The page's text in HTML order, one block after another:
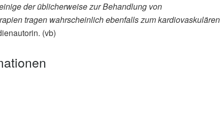
der üblicherweise zur Behandlung von
tragen wahrscheinlich ebenfalls zum kardiovaskulären
(vb)